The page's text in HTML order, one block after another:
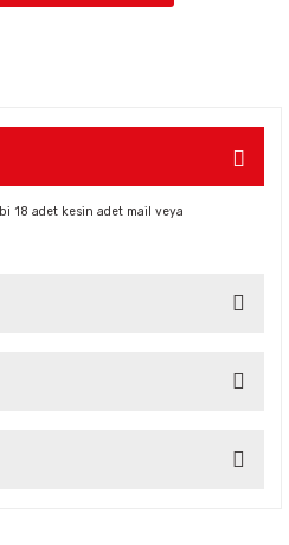
18 adet kesin adet mail veya